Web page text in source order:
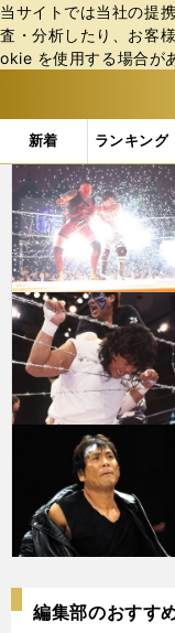
当サイトでは当社の提
査・分析したり、お客
okie を使⽤する場合が
新着 ランキング
b
ス
ポ
ル
テ
ィ
ー
バ
「#大仁田厚
編集部のおすす